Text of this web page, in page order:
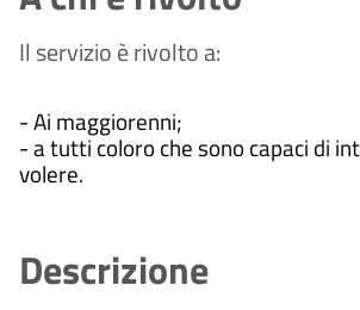
Il servizio è rivolto a:
- Ai maggiorenni;
- a tutti coloro che sono capaci di
volere.
Descrizione